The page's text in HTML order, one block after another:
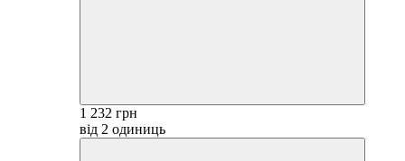
1 232 грн
від 2 одиниць